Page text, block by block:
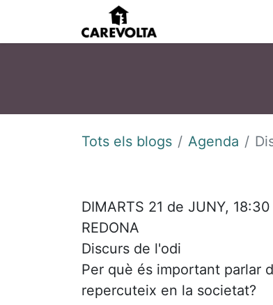
Tots els blogs Agenda
DIMARTS 21 de JUNY,
REDONA
Discurs de l'odi
Per què és important parlar
repercuteix en la societat?